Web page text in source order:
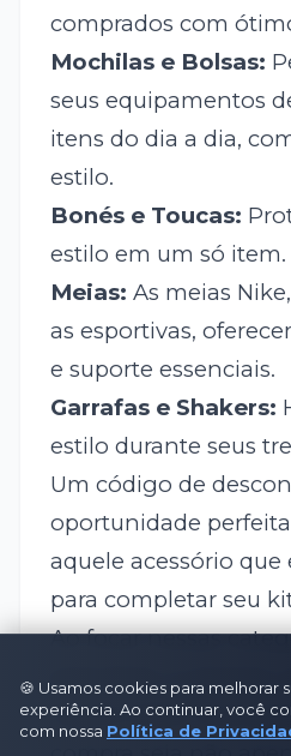
comprados com
Mochilas e Bolsas:
seus equipamentos
itens do dia a dia,
estilo.
Bonés e Toucas:
estilo em um só item.
Meias: As meias
as esportivas,
e suporte essenciais.
Garrafas e Shakers:
estilo durante seus
Um código de
oportunidade
aquele acessório
para completar seu
Ao focar nessas
populares, e sempre
cupom Nike, você
🍪 Usamos cookies para melhorar
experiência. Ao continuar, você
com nossa Política de